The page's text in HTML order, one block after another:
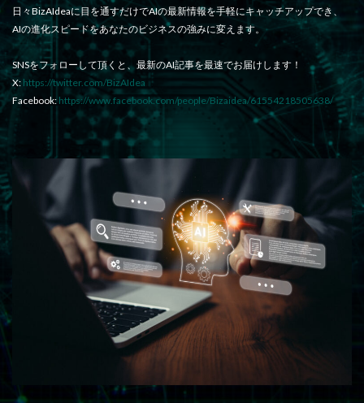
日々BizAIdeaに目を通すだけでAIの最新情報を手軽にキャッチアップでき、
AIの進化スピードをあなたのビジネスの強みに変えます。
SNSをフォローして頂くと、最新のAI記事を最速でお届けします！
X: https://twitter.com/BizAIdea
Facebook: https://www.facebook.com/people/Bizaidea/61554218505638/